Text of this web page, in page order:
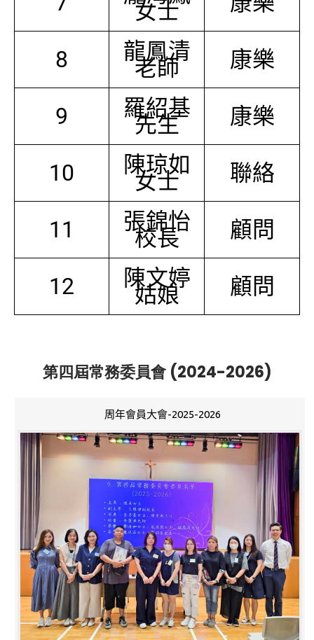
女士
8 龍鳳清
老師 康樂
9 羅紹基
先生 康樂
10 陳琼如
女士 聯絡
11 張錦怡
校長 顧問
12 陳文婷
姑娘 顧問
第四屆常務委員會 (2024-2026)
周年會員大會-2025-2026